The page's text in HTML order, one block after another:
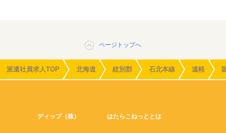
ページトップへ
派遣社員求人TOP 北海道 紋別郡 石北本線 遠軽
ディップ（株） はたらこねっととは